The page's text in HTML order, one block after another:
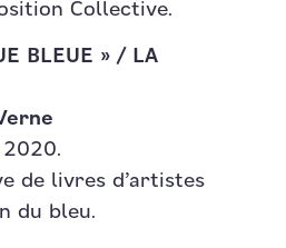
Collective.
BLEUE » / LA
de livres d’artistes
du bleu.